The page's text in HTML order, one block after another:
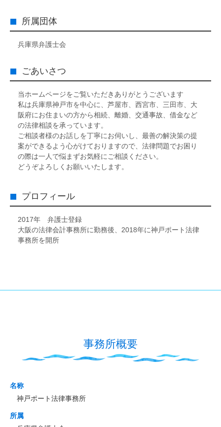
所属団体
兵庫県弁護士会
ごあいさつ
当ホームページをご覧いただきありがとうございます
私は兵庫県神戸市を中心に、芦屋市、西宮市、三田市、大
阪府にお住まいの方から相続、離婚、交通事故、借金など
の法律相談を承っています。
ご相談者様のお話しを丁寧にお伺いし、最善の解決策の提
案ができるよう心がけておりますので、法律問題でお困り
の際は一人で悩まずお気軽にご相談ください。
どうぞよろしくお願いいたします。
プロフィール
2017年 弁護士登録
大阪の法律会計事務所に勤務後、2018年に神戸ポート法律
事務所を開所
事務所概要
名称
神戸ポート法律事務所
所属